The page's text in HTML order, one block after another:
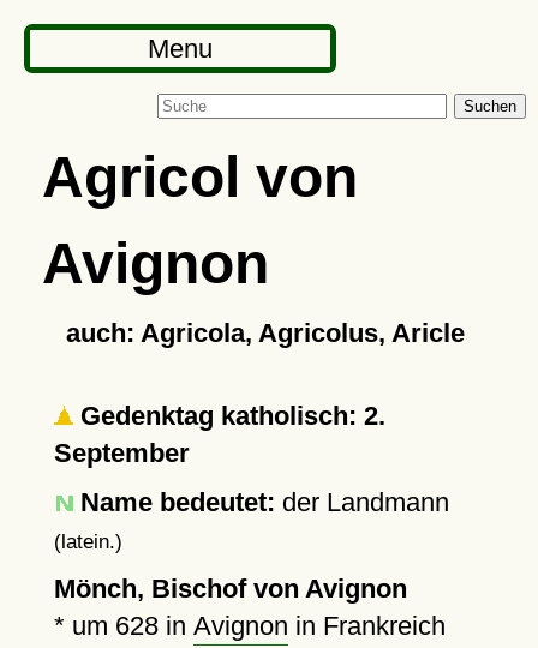
Menu
Suchen
Agricol von
Avignon
auch: Agricola, Agricolus, Aricle
Gedenktag katholisch: 2.
September
Name bedeutet: der Landmann
(latein.)
Mönch, Bischof von Avignon
* um 628in Avignon in Frankreich